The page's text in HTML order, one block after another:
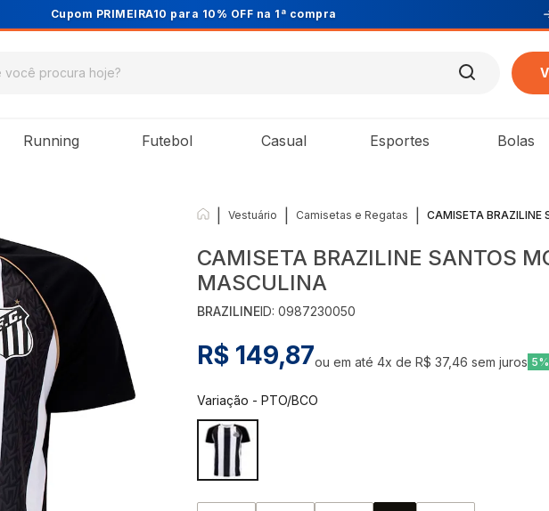
Cupom PRIMEIRA10 para 10% OFF na 1ª compra
Running Futebol Casual Esportes Bolas
Vestuário Camisetas e Regatas CAMISETA
CAMISETA BRAZILINE SANTOS
MASCULINA
BRAZILINEID:0987230050
R$ 149,87ou em até4x deR$ 37,46 sem juros
Variação -PTO/BCO